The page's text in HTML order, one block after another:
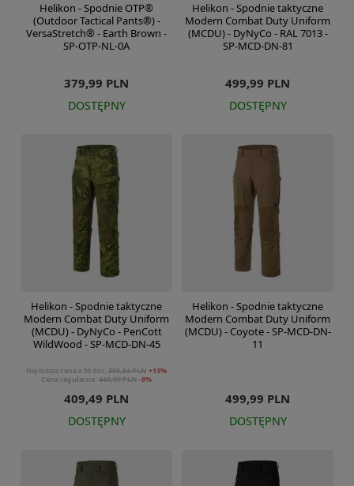
Helikon - Spodnie OTP®
(Outdoor Tactical Pants®) -
VersaStretch® - Earth Brown -
SP-OTP-NL-0A
379,99 PLN
DOSTĘPNY
Helikon - Spodnie taktyczne
Modern Combat Duty Uniform
(MCDU) - DyNyCo - RAL 7013 -
SP-MCD-DN-81
499,99 PLN
DOSTĘPNY
Helikon - Spodnie taktyczne
Modern Combat Duty Uniform
(MCDU) - DyNyCo - PenCott
WildWood - SP-MCD-DN-45
409,49 PLN
Najniższa cena z 30 dni: 359,54 PLN +13%
Cena regularna: 449,99 PLN -9%
DOSTĘPNY
Helikon - Spodnie taktyczne
Modern Combat Duty Uniform
(MCDU) - Coyote - SP-MCD-DN-
11
499,99 PLN
DOSTĘPNY